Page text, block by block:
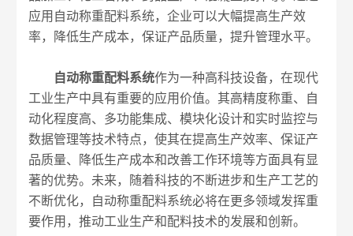
应用自动称重配料系统，企业可以大幅提高生产效
率，降低生产成本，保证产品质量，提升管理水平。
自动称重配料系统作为一种高科技设备，在现代
工业生产中具有重要的应用价值。其高精度称重、自
动化程度高、多功能集成、模块化设计和实时监控与
数据管理等技术特点，使其在提高生产效率、保证产
品质量、降低生产成本和改善工作环境等方面具有显
著的优势。未来，随着科技的不断进步和生产工艺的
不断优化，自动称重配料系统必将在更多领域发挥重
要作用，推动工业生产和配料技术的发展和创新。